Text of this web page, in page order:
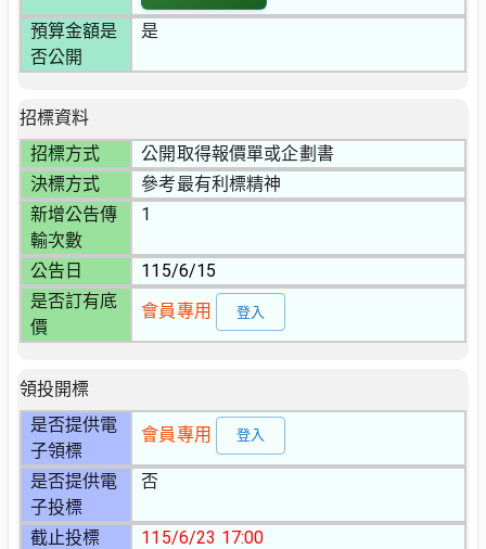
預算金額是
否公開
是
招標資料
招標方式
公開取得報價單或企劃書
決標方式
參考最有利標精神
新增公告傳
輸次數
1
公告日
115/6/15
是否訂有底
價
會員專用 登入
領投開標
是否提供電
子領標
會員專用 登入
是否提供電
子投標
否
截止投標
115/6/23 17:00